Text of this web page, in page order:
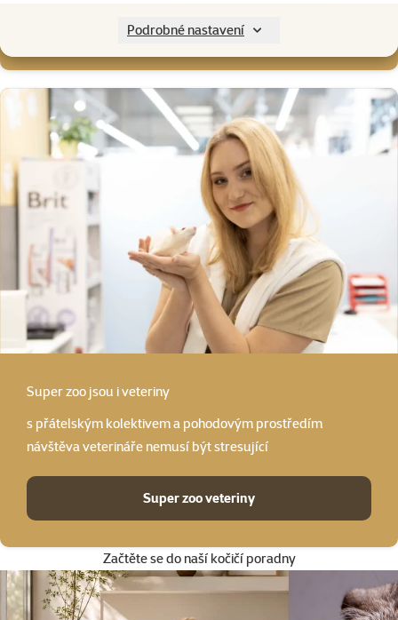
Podrobné nastavení
Super zoo salóny
Super zoo jsou i veteriny
s přátelským kolektivem a pohodovým prostředím
návštěva veterináře nemusí být stresující
Super zoo veteriny
Začtěte se do naší kočičí poradny